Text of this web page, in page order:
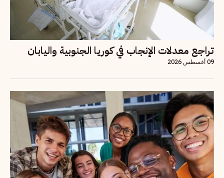
تراجع معدلات الإنجاب في كوريا الجنوبية واليابان
09 أغسطس 2026